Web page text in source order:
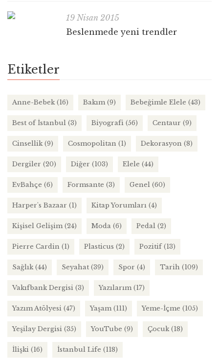
19 Nisan 2015
Beslenmede yeni trendler
Etiketler
Anne-Bebek(16) Bakım (9) Bebeğimle Elele (43)
Best of İstanbul (3) Biyografi (56) Centaur (9)
Cinsellik(9) Cosmopolitan (1) Dekorasyon (8)
Dergiler (20) Diğer (103) Elele (44)
EvBahçe (6) Formsante (3) Genel (60)
Harper's Bazaar (1) Kitap Yorumları (4)
Kişisel Gelişim (24) Moda (6) Pedal (2)
Pierre Cardin (1) Plasticus (2) Pozitif(13)
Sağlık(44) Seyahat (39) Spor (4) Tarih (109)
Vakıfbank Dergisi (3) Yazılarım (17)
Yazım Atölyesi (47) Yaşam (111) Yeme-İçme (105)
Yeşilay Dergisi (35) YouTube (9) Çocuk(18)
İlişki (16) İstanbul Life (118)